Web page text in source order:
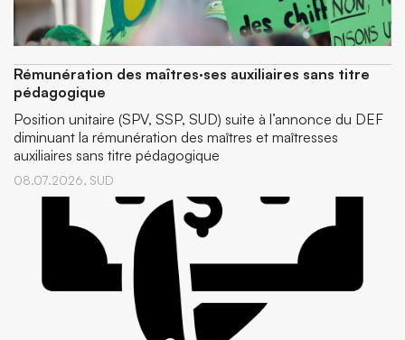
Rémunération des maîtres·ses auxiliaires sans titre
pédagogique
Position unitaire (SPV, SSP, SUD) suite à l’annonce du DEF
diminuant la rémunération des maîtres et maîtresses
auxiliaires sans titre pédagogique
08.07.2026, SUD